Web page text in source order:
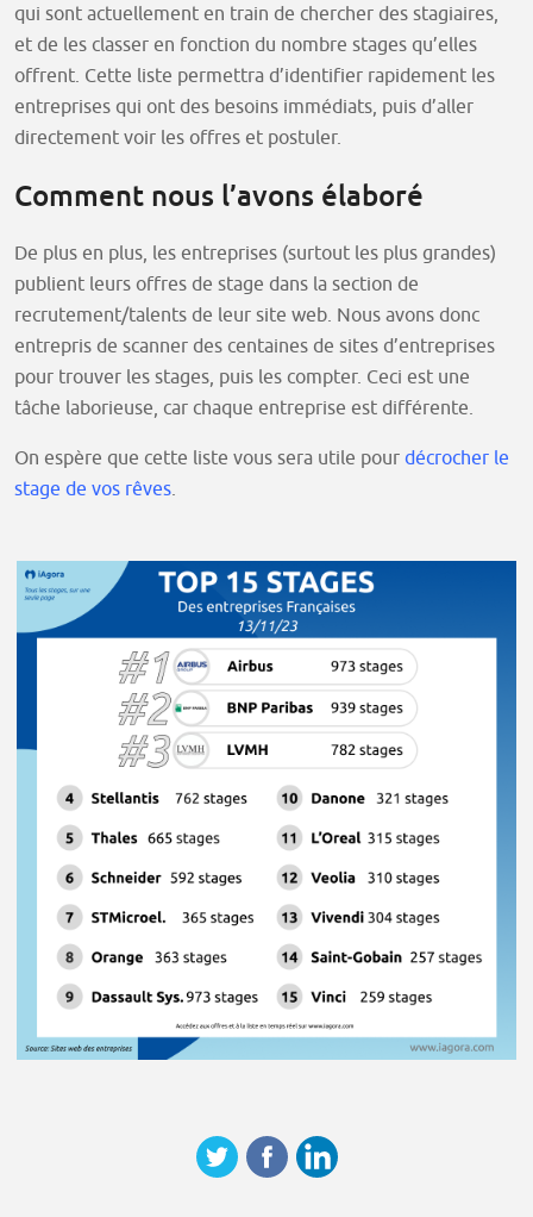
qui sont actuellement en train de chercher des stagiaires,
et de les classer en fonction du nombre stages qu’elles
offrent. Cette liste permettra d’identifier rapidement les
entreprises qui ont des besoins immédiats, puis d’aller
directement voir les offres et postuler.
Comment nous l’avons élaboré
De plus en plus, les entreprises (surtout les plus grandes)
publient leurs offres de stage dans la section de
recrutement/talents de leur site web. Nous avons donc
entrepris de scanner des centaines de sites d’entreprises
pour trouver les stages, puis les compter. Ceci est une
tâche laborieuse, car chaque entreprise est différente.
On espère que cette liste vous sera utile pour décrocher le
stage de vos rêves